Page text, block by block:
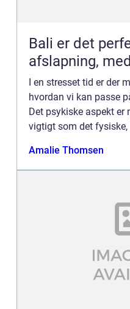
Bali er det
afslapning,
I en stresset tid er der
hvordan vi kan passe
Det psykiske aspekt
vigtigt som det
Amalie Thomsen